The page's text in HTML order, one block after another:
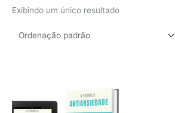
Exibindo um único resultado